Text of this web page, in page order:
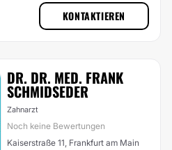
KONTAKTIEREN
DR. DR. MED. FRANK
SCHMIDSEDER
Zahnarzt
Noch keine Bewertungen
Kaiserstraße 11, Frankfurt am Main